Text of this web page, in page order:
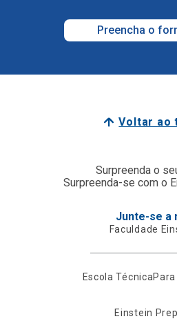
Preencha o
Voltar ao
Surpreenda o
Surpreenda-se com o
Junte-se a
Faculdade
Escola Técnica
Einstein